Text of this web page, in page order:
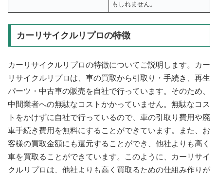
もしれません。
カーリサイクルリプロの特徴
カーリサイクルリプロの特徴についてご説明します。カー
リサイクルリプロは、車の買取から引取り・手続き、再生
パーツ・中古車の販売を自社で行っています。そのため、
中間業者への無駄なコストかかっていません。無駄なコス
トをかけずに自社で行っているので、車の引取り費用や廃
車手続き費用を無料にすることができています。また、お
客様の買取金額にも還元することができ、他社よりも高く
車を買取ることができています。このように、カーリサイ
クルリプロは、他社よりも高く買取るための仕組み作りが